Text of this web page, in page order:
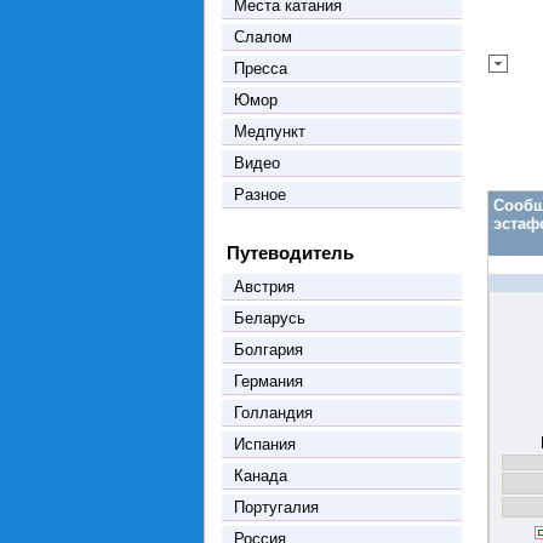
Места катания
Слалом
Пресса
Юмор
Медпункт
Видео
Разное
Путеводитель
Австрия
Беларусь
Болгария
Германия
Голландия
Испания
Канада
Португалия
Россия